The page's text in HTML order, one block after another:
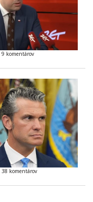
9 komentárov
38 komentárov